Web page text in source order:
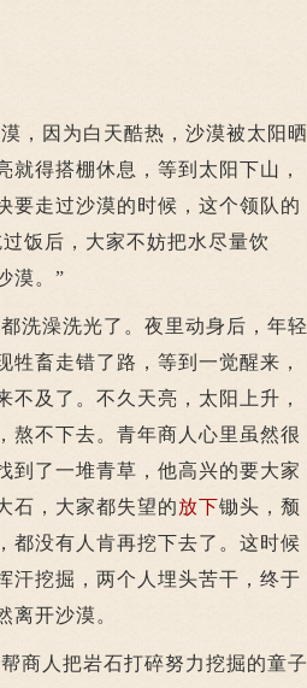
因为白天酷热，沙漠被太阳晒
得搭棚休息，等到太阳下山，
要走过沙漠的时候，这个领队的
饭后，大家不妨把水尽量饮
漠。”
澡洗光了。夜里动身后，年轻
畜走错了路，等到一觉醒来，
及了。不久天亮，太阳上升，
熬不下去。青年商人心里虽然很
到了一堆青草，他高兴的要大家
石，大家都失望的放下锄头，颓
都没有人肯再挖下去了。这时候
汗挖掘，两个人埋头苦干，终于
离开沙漠。
人把岩石打碎努力挖掘的童子